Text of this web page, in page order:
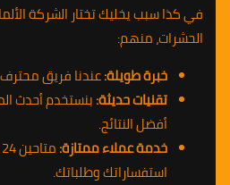
في كذا سبب يخليك تختار الشركة
الحشرات، منهم:
خبرة طويلة:عندنا فريق
تقنيات حديثة:بنستخدم أحدث
أفضل النتائج.
خدمة عملاء ممتازة:
استفساراتك وطلباتك.